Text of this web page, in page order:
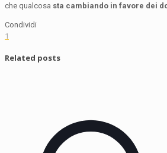
che qualcosa sta cambiando in favore dei
Condividi
1
Related posts